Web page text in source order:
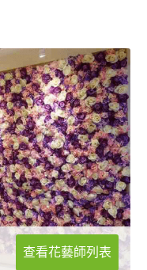
查看花藝師列表